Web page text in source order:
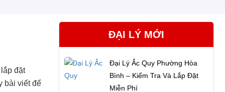
đặt
bài viết để
ĐẠI LÝ MỚI
Đại Lý Ắc Quy Phường Hòa
Bình – Kiểm Tra Và Lắp Đặt
Miễn Phí